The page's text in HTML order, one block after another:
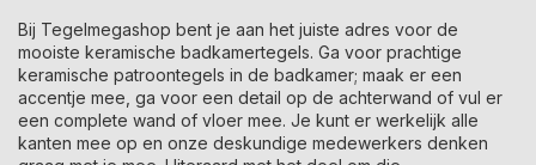
Bij Tegelmegashop bent je aan het juiste adres voor de
mooiste keramische badkamertegels. Ga voor prachtige
keramische patroontegels in de badkamer; maak er een
accentje mee, ga voor een detail op de achterwand of vul er
een complete wand of vloer mee. Je kunt er werkelijk alle
kanten mee op en onze deskundige medewerkers denken